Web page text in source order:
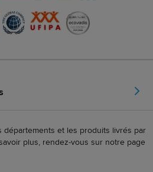
départements et les produits livrés par
plus, rendez-vous sur notre page